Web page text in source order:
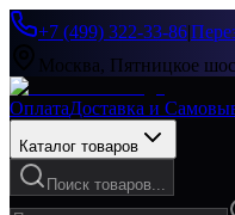
+7 (499) 322-33-86|
Москва, Пятницкое
ОплатаДоставка и
Каталог товаров
Поиск товаров...